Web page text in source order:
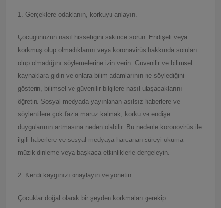
1. Gerçeklere odaklanın, korkuyu anlayın.
Çocuğunuzun nasıl hissetiğini sakince sorun. Endişeli veya
korkmuş olup olmadıklarını veya koronavirüs hakkında soruları
olup olmadığını söylemelerine izin verin. Güvenilir ve bilimsel
kaynaklara gidin ve onlara bilim adamlarının ne söylediğini
gösterin, bilimsel ve güvenilir bilgilere nasıl ulaşacaklarını
öğretin. Sosyal medyada yayınlanan asılsız haberlere ve
söylentilere çok fazla maruz kalmak, korku ve endişe
duygularının artmasına neden olabilir. Bu nedenle koronovirüs ile
ilgili haberlere ve sosyal medyaya harcanan süreyi okuma,
müzik dinleme veya başkaca etkinliklerle dengeleyin.
2. Kendi kaygınızı onaylayın ve yönetin.
Çocuklar doğal olarak bir şeyden korkmaları gerekip